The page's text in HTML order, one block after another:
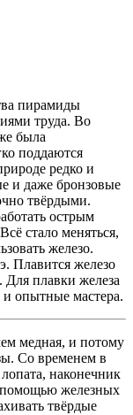
пирамиды
труда. Во
была
поддаются
редко и
и даже бронзовые
твёрдыми.
острым
стало меняться,
железо.
Плавится железо
Для плавки железа
опытные мастера.
медная, и потому
Со временем в
наконечник
помощью железных
твёрдые